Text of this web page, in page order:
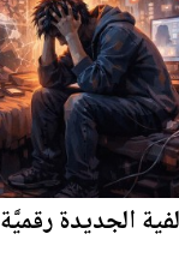
الجديدة رقميَّة